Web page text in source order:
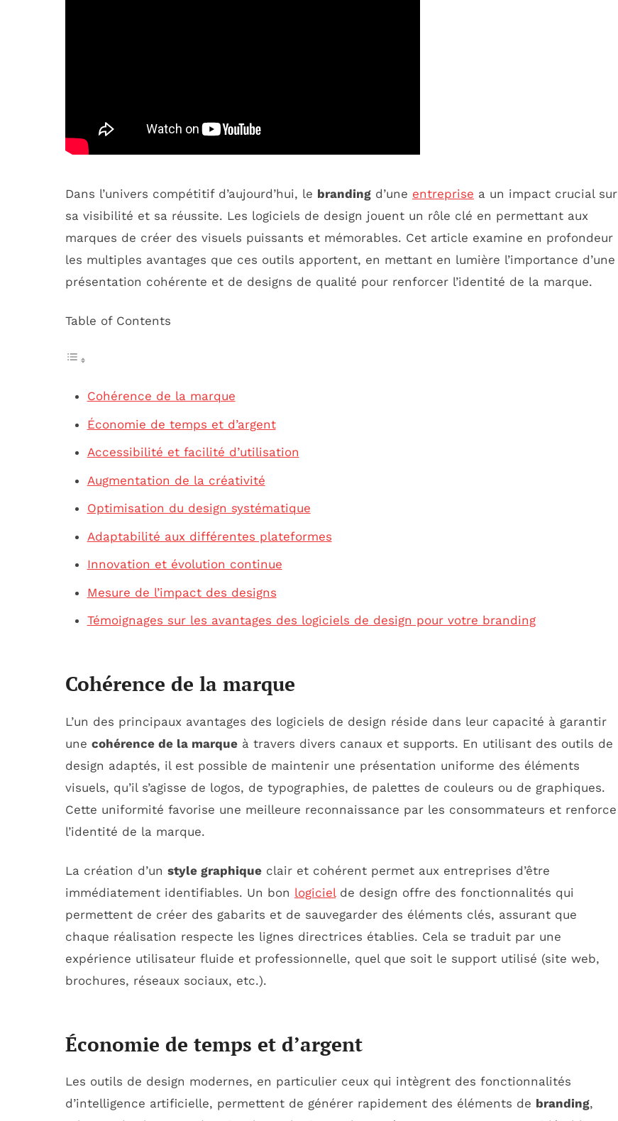
Dans l’univers compétitif d’aujourd’hui, le branding d’une entreprise a un impact crucial sur
sa visibilité et sa réussite. Les logiciels de design jouent un rôle clé en permettant aux
marques de créer des visuels puissants et mémorables. Cet article examine en profondeur
les multiples avantages que ces outils apportent, en mettant en lumière l’importance d’une
présentation cohérente et de designs de qualité pour renforcer l’identité de la marque.
Table of Contents
Cohérence de la marque
Économie de temps et d’argent
Accessibilité et facilité d’utilisation
Augmentation de la créativité
Optimisation du design systématique
Adaptabilité aux différentes plateformes
Innovation et évolution continue
Mesure de l’impact des designs
Témoignages sur les avantages des logiciels de design pour votre branding
Cohérence de la marque
L’un des principaux avantages des logiciels de design réside dans leur capacité à garantir
une cohérence de la marque à travers divers canaux et supports. En utilisant des outils de
design adaptés, il est possible de maintenir une présentation uniforme des éléments
visuels, qu’il s’agisse de logos, de typographies, de palettes de couleurs ou de graphiques.
Cette uniformité favorise une meilleure reconnaissance par les consommateurs et renforce
l’identité de la marque.
La création d’un style graphique clair et cohérent permet aux entreprises d’être
immédiatement identifiables. Un bon logiciel de design offre des fonctionnalités qui
permettent de créer des gabarits et de sauvegarder des éléments clés, assurant que
chaque réalisation respecte les lignes directrices établies. Cela se traduit par une
expérience utilisateur fluide et professionnelle, quel que soit le support utilisé (site web,
brochures, réseaux sociaux, etc.).
Économie de temps et d’argent
Les outils de design modernes, en particulier ceux qui intègrent des fonctionnalités
d’intelligence artificielle, permettent de générer rapidement des éléments de branding,